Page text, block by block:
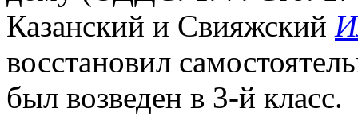
Казанский и Свияжский
восстановил
был возведен в 3-й класс.